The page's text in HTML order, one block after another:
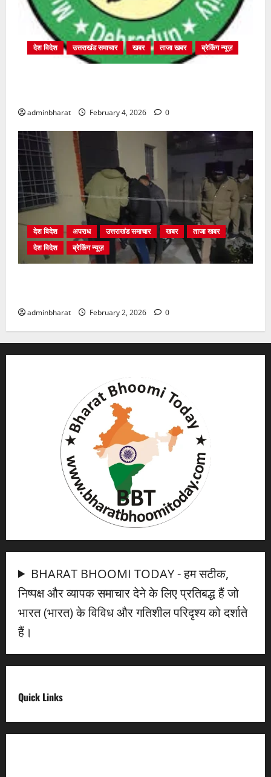
देश विदेश उत्तराखंड समाचार खबर ताजा खबर ब्रेकिंग न्यूज़
adminbharat February 4, 2026 0
देश विदेश अपराध उत्तराखंड समाचार खबर
ताजा खबर
देश विदेश
ब्रेकिंग न्यूज़
adminbharat February 2, 2026 0
BHARAT BHOOMI TODAY - हम सटीक,
निष्पक्ष और व्यापक समाचार देने के लिए प्रतिबद्ध हैं जो
भारत (भारत) के विविध और गतिशील परिदृश्य को दर्शाते
हैं।
Quick Links